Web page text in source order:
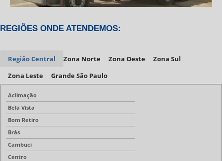
REGIÕES ONDE ATENDEMOS:
Região Central Zona Norte Zona Oeste
Zona Sul
Zona Leste
Grande São Paulo
Aclimação
Bela Vista
Bom Retiro
Brás
Cambuci
Centro